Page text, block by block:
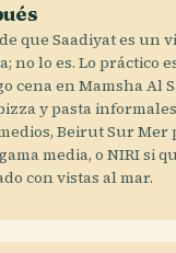
que Saadiyat es un
no lo es. Lo práctico
cena en Mamsha Al
y pasta
Beirut Sur Mer
media, o NIRI si
con vistas al mar.